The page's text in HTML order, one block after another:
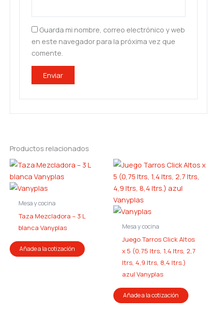
Guarda mi nombre, correo electrónico y web
en este navegador para la próxima vez que
comente.
Productos relacionados
Mesa y cocina
Taza Mezcladora – 3 L
blanca Vanyplas
Añade a la cotización
Mesa y cocina
Juego Tarros Click Altos
x 5 (0,75 ltrs, 1,4 ltrs, 2,7
ltrs, 4,9 ltrs, 8,4 ltrs.)
azul Vanyplas
Añade a la cotización